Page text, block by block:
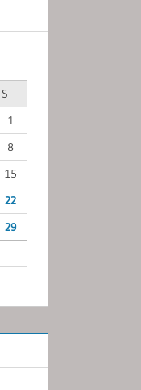
S
1
8
15
22
29